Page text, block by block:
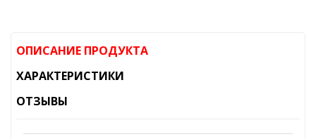
ОПИСАНИЕ ПРОДУКТА
ХАРАКТЕРИСТИКИ
ОТЗЫВЫ